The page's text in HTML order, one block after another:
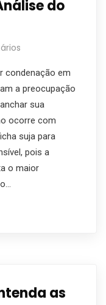
do
condenação em
a preocupação
sua
ocorre com
suja para
pois a
o maior
as